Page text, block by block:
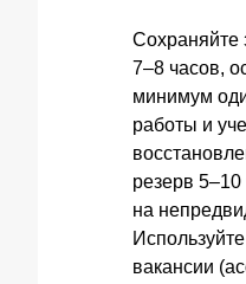
Сохраняйте
7–8 часов,
минимум
работы и
резерв
на
вакансии